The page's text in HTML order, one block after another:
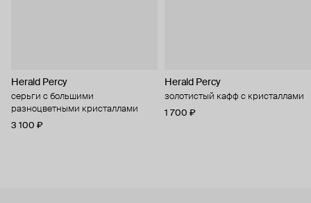
Herald Percy
серьги с большими
разноцветными кристаллами
3 100 ₽
Herald Percy
золотистый кафф с кристаллами
1 700 ₽